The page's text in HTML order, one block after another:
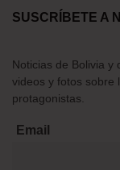
SUSCRÍBETE A
Noticias de Bolivia y
videos y fotos sobre
protagonistas.
Email